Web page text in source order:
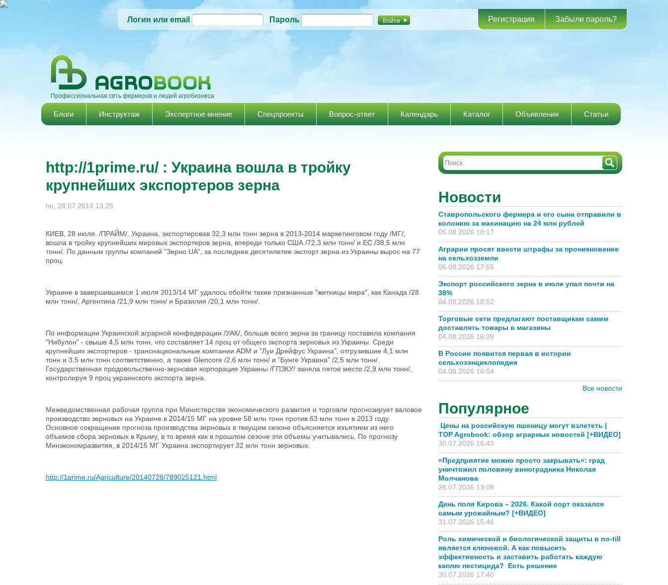
Перейти к
содержанию
Логин или email Пароль Регистрация Забыли пароль?
Профессиональная сеть фермеров и людей агробизнеса
Главное меню
Блоги Инструктаж Экспертное мнение Спецпроекты Вопрос-ответ Календарь Каталог Объявления Статьи
http://1prime.ru/ : Украина вошла в тройку
крупнейших экспортеров зерна
пн, 28.07.2014 13:25
КИЕВ, 28 июля. /ПРАЙМ/. Украина, экспортировав 32,3 млн тонн зерна в 2013-2014 маркетинговом году /МГ/,
вошла в тройку крупнейших мировых экспортеров зерна, впереди только США /72,3 млн тонн/ и ЕС /38,5 млн
тонн/. По данным группы компаний "Зерно UA", за последнее десятилетие экспорт зерна из Украины вырос на 77
проц.
Украине в завершившимся 1 июля 2013/14 МГ удалось обойти такие признанные "житницы мира", как Канада /28
млн тонн/, Аргентина /21,9 млн тонн/ и Бразилия /20,1 млн тонн/.
По информации Украинской аграрной конфедерации /УАК/, больше всего зерна за границу поставила компания
"Нибулон" - свыше 4,5 млн тонн, что составляет 14 проц от общего экспорта зерновых из Украины. Среди
крупнейших экспортеров - транснациональные компании ADM и "Луи Дрейфус Украина", отгрузившие 4,1 млн
тонн и 3,5 млн тонн соответственно, а также Glencore /2,6 млн тонн/ и "Бунге Украина" /2,5 млн тонн/.
Государственная продовольственно-зерновая корпорация Украины /ГПЗКУ/ заняла пятое место /2,9 млн тонн/,
контролируя 9 проц украинского экспорта зерна.
Межведомственная рабочая группа при Министерстве экономического развития и торговли прогнозирует валовое
производство зерновых на Украине в 2014/15 МГ на уровне 58 млн тонн против 63 млн тонн в 2013 году.
Основное сокращение прогноза производства зерновых в текущем сезоне объясняется изъятием из него
объемов сбора зерновых в Крыму, в то время как в прошлом сезоне эти объемы учитывались. По прогнозу
Минэкономразвития, в 2014/15 МГ Украина экспортирует 32 млн тонн зерновых.
http://1prime.ru/Agriculture/20140728/789025121.html
Новости
Ставропольского фермера и его сына отправили в
колонию за махинацию на 24 млн рублей
05.08.2026 18:17
Аграрии просят ввести штрафы за проникновение
на сельхозземли
05.08.2026 17:55
Экспорт российского зерна в июле упал почти на
38%
04.08.2026 18:52
Торговые сети предлагают поставщикам самим
доставлять товары в магазины
04.08.2026 16:39
В России появится первая в истории
сельхозэнциклопедия
04.08.2026 16:04
Все новости
Популярное
Цены на российскую пшеницу могут взлететь |
TOP Agrobook: обзор аграрных новостей [+ВИДЕО]
30.07.2026 16:43
«Предприятие можно просто закрывать»: град
уничтожил половину виноградника Николая
Молчанова
28.07.2026 13:08
День поля Кирова – 2026. Какой сорт оказался
самым урожайным? [+ВИДЕО]
31.07.2026 15:46
Роль химической и биологической защиты в no-till
является ключевой. А как повысить
эффективность и заставить работать каждую
каплю пестицида? Есть решение
30.07.2026 17:40